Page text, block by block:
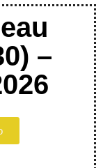
–